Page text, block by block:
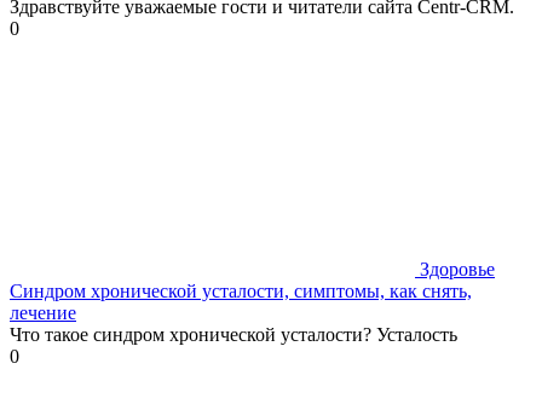
Здравствуйте уважаемые гости и читатели сайта Centr-CRM.
0
Здоровье
Синдром хронической усталости, симптомы, как снять,
лечение
Что такое синдром хронической усталости? Усталость
0